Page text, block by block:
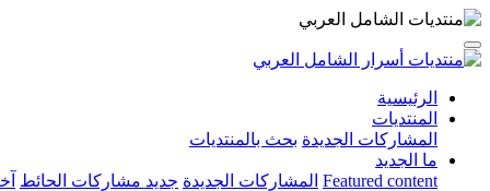
الرئيسية
المنتديات
المشاركات الجديدة بحث بالمنتديات
ما الجديد
Featured content المشاركات الجديدة جديد مشاركات الحائط